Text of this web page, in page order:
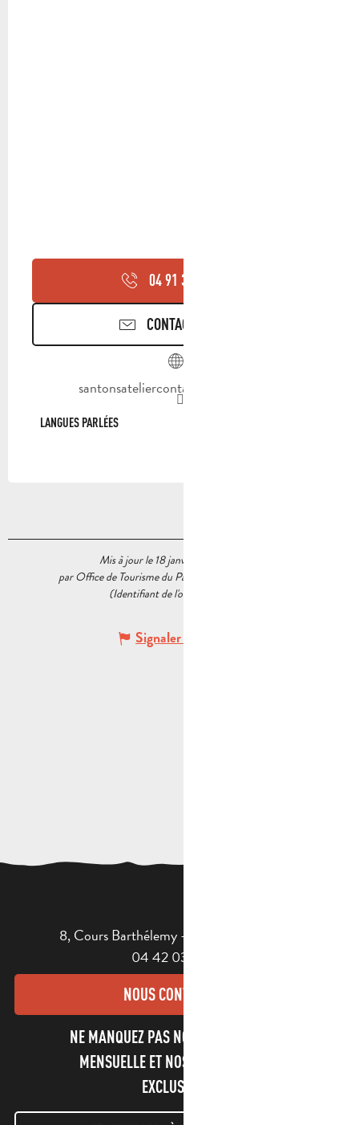
04 91 36 05
CONTACTEZ-NOUS
santonsateliercontat.e-monsite.com
LANGUES PARLÉES
LANGUES PARLÉES
Mis à jour le 18 janvier 2024 à 10:56
par Office de Tourisme du Pays d’Aubagne et de l’Étoile
(Identifiant de l'offre :
Signaler une erreur
8, Cours Barthélemy - 13400 AUBAGNE
04 42 03 49 98
NOUS CONTACTER
NE MANQUEZ PAS NOTRE NEWSLETTER
MENSUELLE ET NOS INFORMATIONS
EXCLUSIVES !